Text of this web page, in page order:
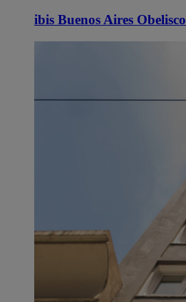
ibis Buenos Aires Obelisco